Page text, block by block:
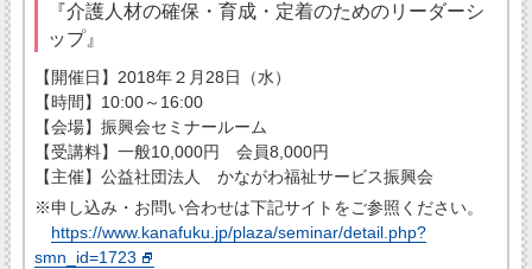
『介護人材の確保・育成・定着のためのリーダーシ
ップ』
【開催日】2018年２月28日（水）
【時間】10:00～16:00
【会場】振興会セミナールーム
【受講料】一般10,000円 会員8,000円
【主催】公益社団法人 かながわ福祉サービス振興会
※申し込み・お問い合わせは下記サイトをご参照ください。
https://www.kanafuku.jp/plaza/seminar/detail.php?
smn_id=1723